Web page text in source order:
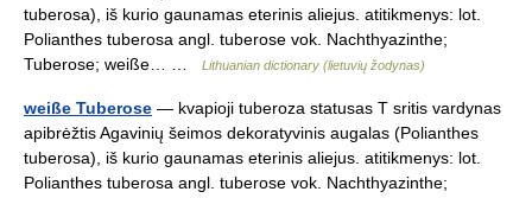
tuberosa), iš kurio gaunamas eterinis aliejus. atitikmenys: lot.
Polianthes tuberosa angl. tuberose vok. Nachthyazinthe;
Tuberose; weiße… …
Lithuanian dictionary (lietuvių žodynas)
weiße Tuberose — kvapioji tuberoza statusas T sritis vardynas
apibrėžtis Agavinių šeimos dekoratyvinis augalas (Polianthes
tuberosa), iš kurio gaunamas eterinis aliejus. atitikmenys: lot.
Polianthes tuberosa angl. tuberose vok. Nachthyazinthe;